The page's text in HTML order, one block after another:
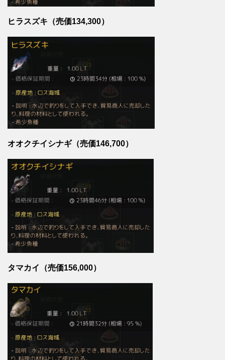
ヒラスズキ（売価134,300）
オオクチイシナギ（売価146,700）
タマカイ（売価156,000）